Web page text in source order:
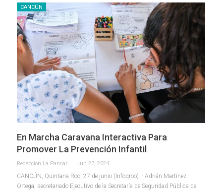
CANCÚN
En Marcha Caravana Interactiva Para
Promover La Prevención Infantil
Redaccion La Pancarta De Quintana Roo Jun 27, 2024
CANCÚN, Quintana Roo, 27 de junio (Infoqroo). - Adrián Martínez
Ortega, secretariado Ejecutivo de la Secretaría de Seguridad Pública del